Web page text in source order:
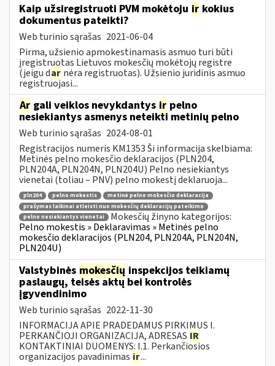
Kaip užsiregistruoti PVM mokėtoju ir kokius
dokumentus pateikti?
Web turinio sąrašas 2021-06-04
Pirma, užsienio apmokestinamasis asmuo turi būti
įregistruotas Lietuvos mokesčių mokėtojų registre
(jeigu dar nėra registruotas). Užsienio juridinis asmuo
registruojasi...
Ar gali veiklos nevykdantys ir pelno
nesiekiantys asmenys neteikti metinių pelno
Web turinio sąrašas 2024-08-01
Registracijos numeris KM1353 Ši informacija skelbiama:
Metinės pelno mokesčio deklaracijos (PLN204,
PLN204A, PLN204N, PLN204U) Pelno nesiekiantys
vienetai (toliau – PNV) pelno mokestį deklaruoja...
pln204 pelno mokestis
metinė pelno mokesčio deklaracija
prašymas laikinai atleisti nuo mokesčių deklaracijų pateikimo
pelno nesiekiantys vienetai
Mokesčių žinyno kategorijos:
Pelno mokestis » Deklaravimas » Metinės pelno
mokesčio deklaracijos (PLN204, PLN204A, PLN204N,
PLN204U)
Valstybinės mokesčių inspekcijos teikiamų
paslaugų, teisės aktų bei kontrolės
įgyvendinimo
Web turinio sąrašas 2022-11-30
INFORMACIJA APIE PRADEDAMUS PIRKIMUS I.
PERKANČIOJI ORGANIZACIJA, ADRESAS IR
KONTAKTINIAI DUOMENYS: I.1. Perkančiosios
organizacijos pavadinimas ir...